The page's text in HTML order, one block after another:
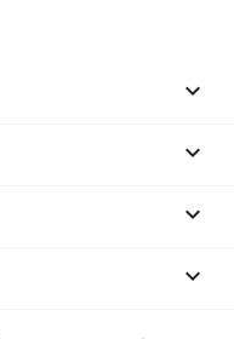



keyboard_arrow_down